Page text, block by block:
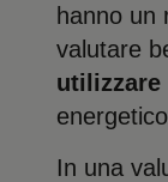
hanno un
valutare
utilizzare
In una